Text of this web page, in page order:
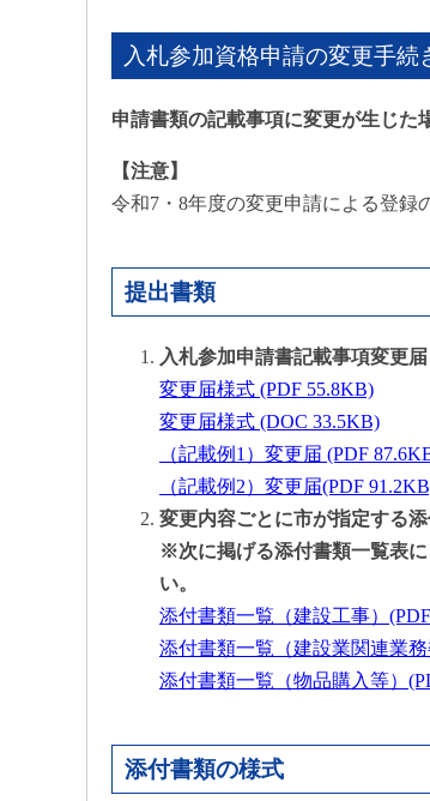
入札参加資格申請の変更手続
申請書類の記載事項に変更が生じた
【注意】
令和7・8年度の変更申請による登録
提出書類
入札参加申請書記載事項変更届
変更届様式 (PDF 55.8KB)
変更届様式 (DOC 33.5KB)
（記載例1）変更届 (PDF
（記載例2）変更届(PDF
変更内容ごとに市が指定する
※次に掲げる添付書類一覧表
い。
添付書類一覧（建設工事）
添付書類一覧（建設業関連業
添付書類一覧（物品購入等）
添付書類の様式